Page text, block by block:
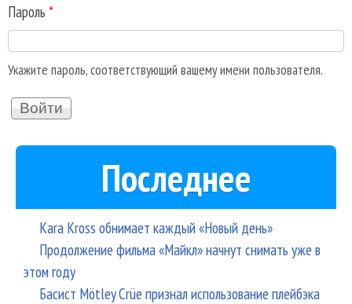
Пароль *
Укажите пароль, соответствующий вашему имени пользователя.
Последнее
Kara Kross обнимает каждый «Новый день»
Продолжение фильма «Майкл» начнут снимать уже в
этом году
Басист Mötley Crüe признал использование плейбэка